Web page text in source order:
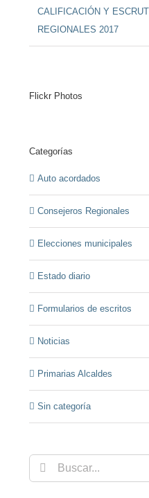
CALIFICACIÓN Y
REGIONALES 2017
Flickr Photos
Categorías
Auto acordados
Consejeros Regionales
Elecciones municipales
Estado diario
Formularios de escritos
Noticias
Primarias Alcaldes
Sin categoría
Buscar: